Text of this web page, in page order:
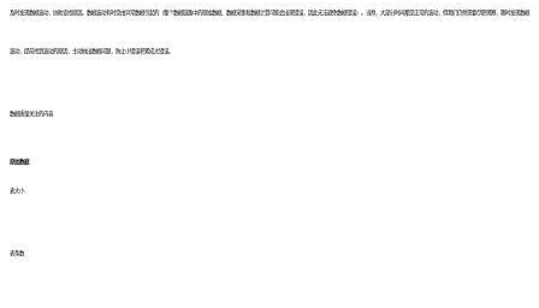
及时发现数据波动，协助查找原因。数据波动有时是由异常数据引起的（整个数据链路中的原始数据、数据采集和数据计算可能会出现错误，因此无法避免数据错误）。当然，大部分时间都是正常的波动，但我们仍然需要尽职观察，随时发现数据
波动，提前找到波动的原因，主动抛出数据问题，防止小错误积累成大错误。
数据质量关注的内容
原始数据
表大小
表条数